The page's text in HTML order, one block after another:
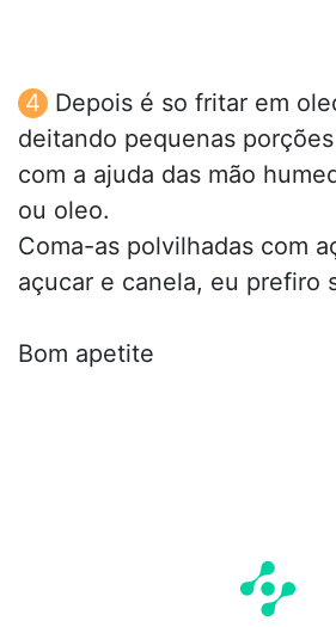
Depois é so fritar em
deitando pequenas
com a ajuda das mão
ou oleo.
Coma-as polvilhadas com
açucar e canela, eu prefiro
Bom apetite